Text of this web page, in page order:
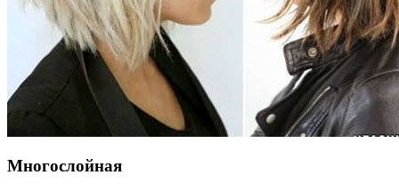
Многослойная